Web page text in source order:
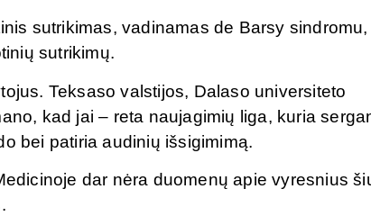
sutrikimas, vadinamas de Barsy sindromu,
sutrikimų.
Teksaso valstijos, Dalaso universiteto
kad jai – reta naujagimių liga, kuria
bei patiria audinių išsigimimą.
dar nėra duomenų apie vyresnius